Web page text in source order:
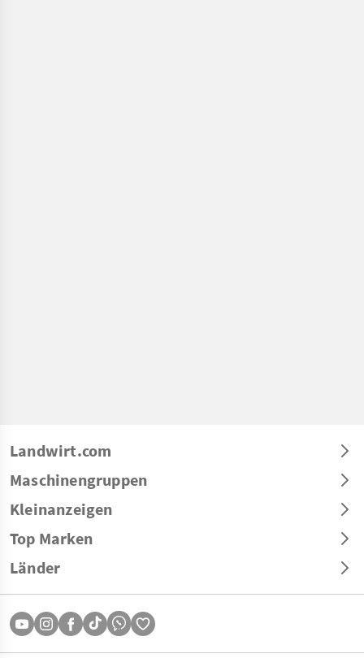
Landwirt.com
Maschinengruppen
Kleinanzeigen
Top Marken
Länder